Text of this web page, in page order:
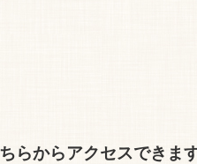
らからアクセスできま